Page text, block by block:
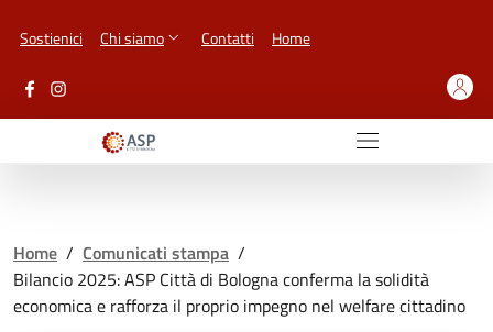
Sostienici Chi siamo Contatti Home
Home / Comunicati stampa /
Bilancio 2025: ASP Città di Bologna conferma la solidità
economica e rafforza il proprio impegno nel welfare cittadino